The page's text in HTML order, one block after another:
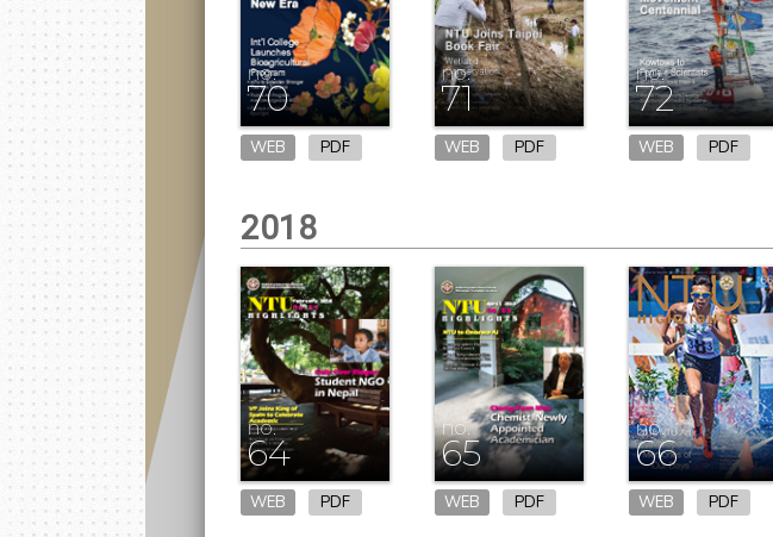
no.
70
WEB PDF
no.
71
WEB PDF
no.
72
WEB PDF
2018
no.
64
WEB PDF
no.
65
WEB PDF
no.
66
WEB PDF